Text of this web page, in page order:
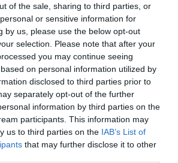
of the sale, sharing to third parties, or
or sensitive information for
by us, please use the below opt-out
selection. Please note that after your
you may continue seeing
on personal information utilized by
disclosed to third parties prior to
separately opt-out of the further
information by third parties on the
participants. This information may
us to third parties on the IAB’s List of
that may further disclose it to other